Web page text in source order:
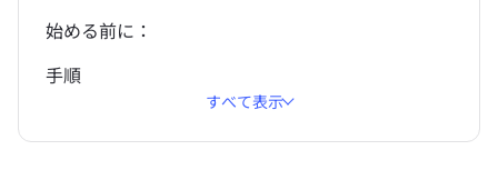
始める前に：
手順
すべて表示